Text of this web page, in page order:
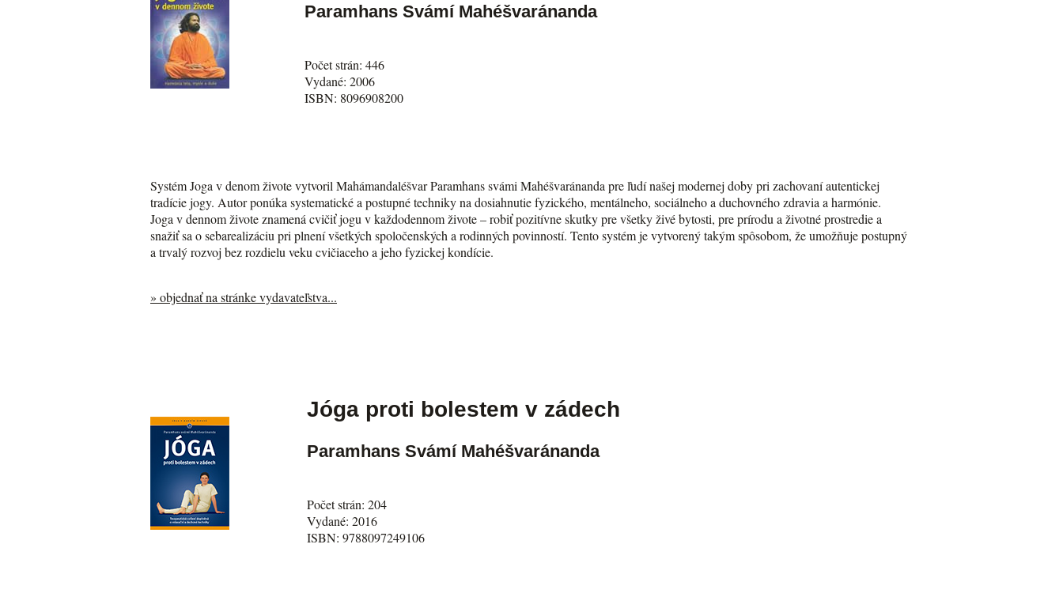
Paramhans Svámí Mahéšvaránanda
Počet strán: 446
Vydané: 2006
ISBN: 8096908200
Systém Joga v denom živote vytvoril Mahámandaléšvar Paramhans svámi Mahéšvaránanda pre ľudí našej modernej doby pri zachovaní autentickej
tradície jogy. Autor ponúka systematické a postupné techniky na dosiahnutie fyzického, mentálneho, sociálneho a duchovného zdravia a harmónie.
Joga v dennom živote znamená cvičiť jogu v každodennom živote – robiť pozitívne skutky pre všetky živé bytosti, pre prírodu a životné prostredie a
snažiť sa o sebarealizáciu pri plnení všetkých spoločenských a rodinných povinností. Tento systém je vytvorený takým spôsobom, že umožňuje postupný
a trvalý rozvoj bez rozdielu veku cvičiaceho a jeho fyzickej kondície.
» objednať na stránke vydavateľstva...
Jóga proti bolestem v zádech
Paramhans Svámí Mahéšvaránanda
Počet strán: 204
Vydané: 2016
ISBN: 9788097249106